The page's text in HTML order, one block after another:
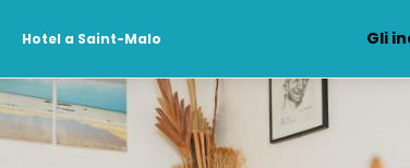
Hotel a Saint-Malo Gli